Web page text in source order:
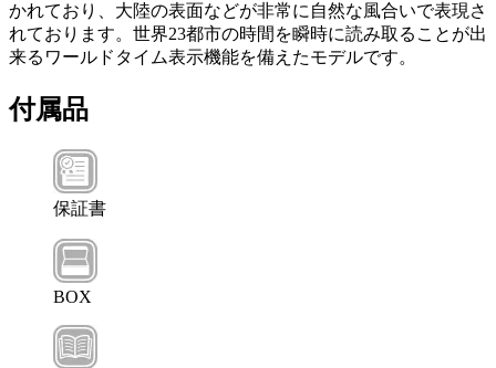
かれており、大陸の表面などが非常に自然な風合いで表現さ
れております。世界23都市の時間を瞬時に読み取ることが出
来るワールドタイム表示機能を備えたモデルです。
付属品
保証書
BOX